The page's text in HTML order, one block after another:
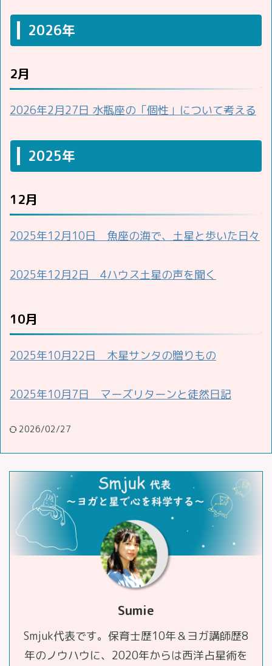
2026年
2月
2026年2月27日 水瓶座の「個性」について考える
2025年
12月
2025年12月10日 魚座の海で、土星と歩いた日々
2025年12月2日 4ハウス土星の声を聞く
10月
2025年10月22日 木星サンタの贈りもの
2025年10月7日 マーズリターンと徒然日記
2026/02/27
Sumie
Smjuk代表です。保育士歴10年＆ヨガ講師歴8
年のノウハウに、2020年からは西洋占星術を